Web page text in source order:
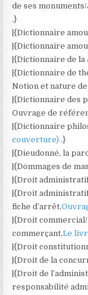
de ses
.}
|{Dictionnaire
|{Dictionnaire
|{Dictionnaire de la
|{Dictionnaire de
Notion et nature
|{Dictionnaire des
Ouvrage de
|{Dictionnaire
couverture).}
|{Dieudonné, la
|{Dommages de
|{Droit
|{Droit
fiche d’arrêt,
|{Droit
commerçant,Le
|{Droit
|{Droit de la
|{Droit de
responsabilité